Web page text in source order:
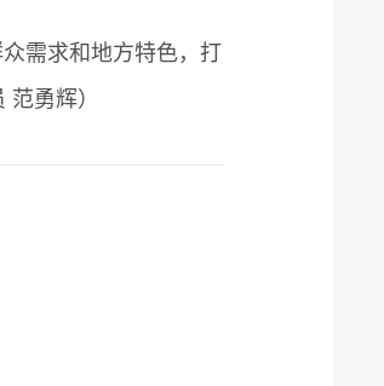
需求和地方特色，打
勇辉）